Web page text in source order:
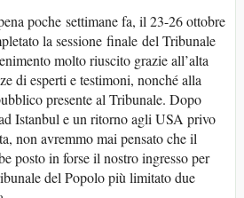
poche settimane fa, il 23-26 ottobre
la sessione finale del Tribunale
molto riuscito grazie all’alta
di esperti e testimoni, nonché alla
presente al Tribunale. Dopo
Istanbul e un ritorno agli USA privo
non avremmo mai pensato che il
posto in forse il nostro ingresso per
del Popolo più limitato due